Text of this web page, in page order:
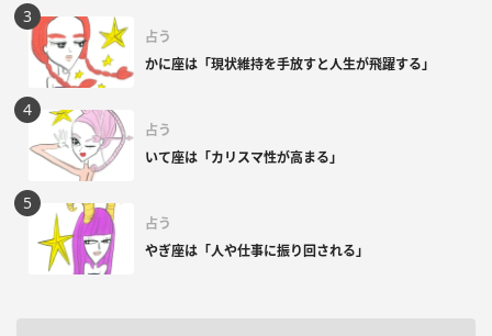
占う
かに座は「現状維持を手放すと人生が飛躍する」
占う
いて座は「カリスマ性が高まる」
占う
やぎ座は「人や仕事に振り回される」